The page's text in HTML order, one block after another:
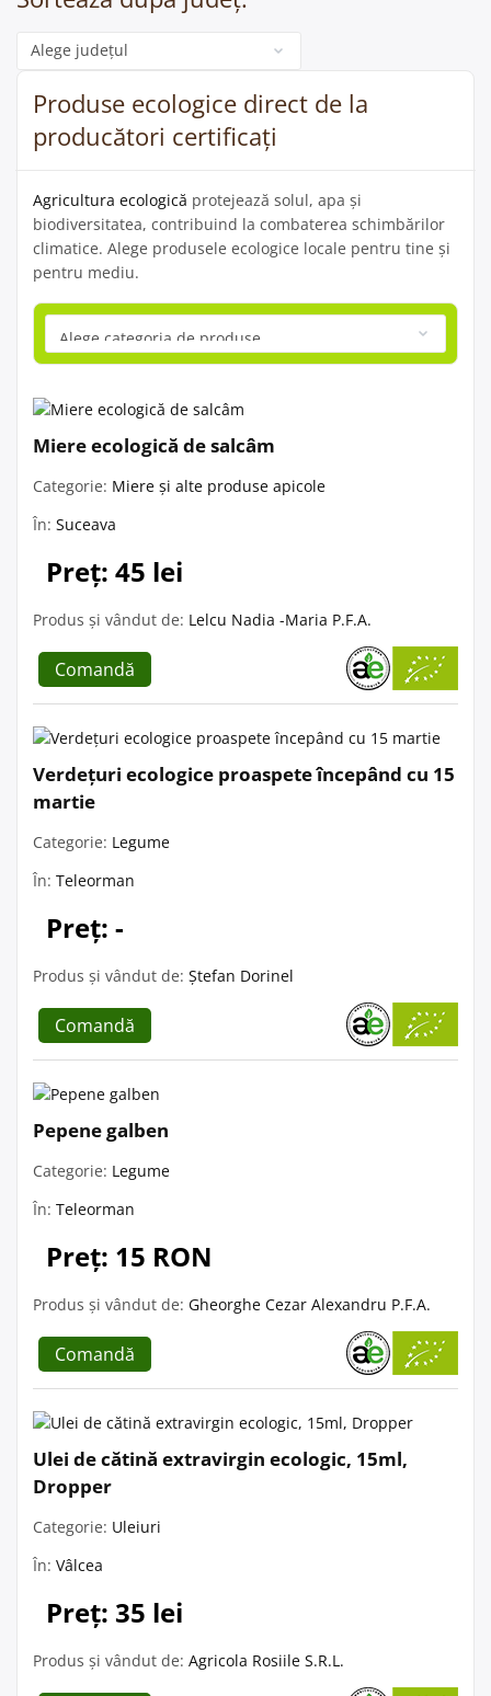
Categorie
Produse ecologice direct de la
producători certificați
Agricultura ecologică protejează solul, apa și
biodiversitatea, contribuind la combaterea schimbărilor
climatice. Alege produsele ecologice locale pentru tine și
pentru mediu.
Miere ecologică de salcâm
Categorie: Miere și alte produse apicole
În: Suceava
Preț: 45 lei
Produs și vândut de: Lelcu Nadia -Maria P.F.A.
Comandă
Verdețuri ecologice proaspete începând cu 15
martie
Categorie: Legume
În: Teleorman
Preț: -
Produs și vândut de: Ștefan Dorinel
Comandă
Pepene galben
Categorie: Legume
În: Teleorman
Preț: 15 RON
Produs și vândut de: Gheorghe Cezar Alexandru P.F.A.
Comandă
Ulei de cătină extravirgin ecologic, 15ml,
Dropper
Categorie: Uleiuri
În: Vâlcea
Preț: 35 lei
Produs și vândut de: Agricola Rosiile S.R.L.